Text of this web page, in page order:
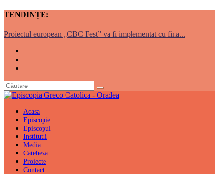
TENDINȚE:
Proiectul european „CBC Fest” va fi implementat cu fina...
Acasa
Episcopie
Episcopul
Institutii
Media
Cateheza
Proiecte
Contact